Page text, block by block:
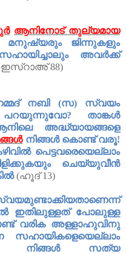
ആനിനോട് തുല്യമായ
മനുഷ്യരും
ജിന്നുകളും
സഹായിച്ചാലും
അവർക്ക്
ഇസ്റാഅ്88)
നബി (സ) സ്വയം
പറയുന്നുവോ? താങ്കൾ
അദ്ധ്യായങ്ങളെ
നിങ്ങൾ കൊണ്ട് വരൂ!
പെട്ടവരെയെല്ലാം
ചെയ്യുവീൻ
(ഹൂദ്13)
ഇതിലുള്ളത്
പോലുള്ള
വരിക അള്ളാഹുവിനു
സഹായികളെയെല്ലാം
നിങ്ങൾ
സത്യ